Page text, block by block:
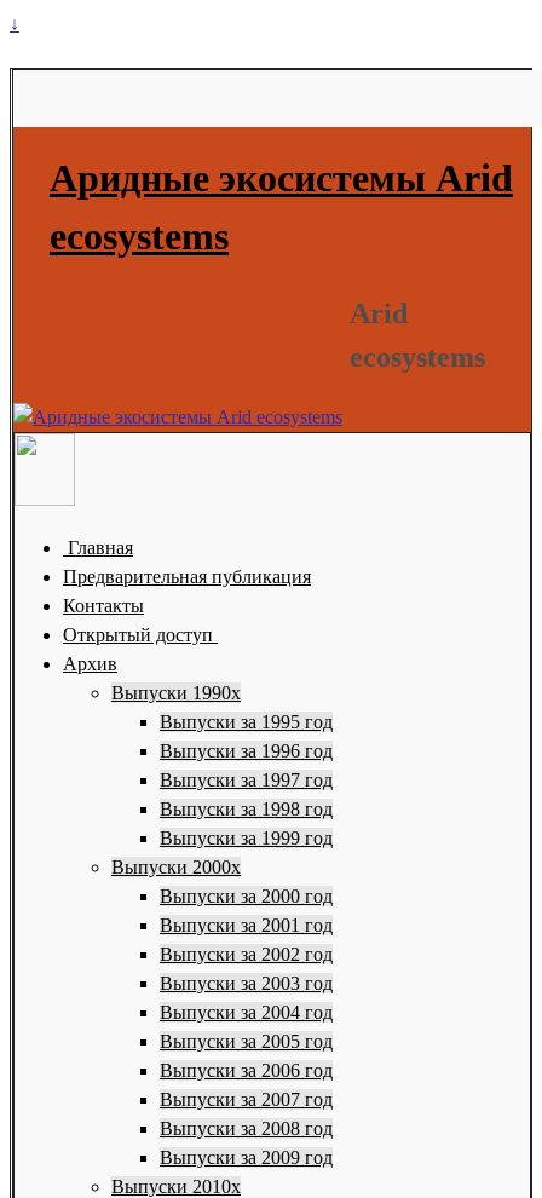
↓
Аридные экосистемы Arid
ecosystems
Arid
ecosystems
Главная
Предварительная публикация
Контакты
Открытый доступ
Архив
Выпуски 1990х
Выпуски за 1995 год
Выпуски за 1996 год
Выпуски за 1997 год
Выпуски за 1998 год
Выпуски за 1999 год
Выпуски 2000х
Выпуски за 2000 год
Выпуски за 2001 год
Выпуски за 2002 год
Выпуски за 2003 год
Выпуски за 2004 год
Выпуски за 2005 год
Выпуски за 2006 год
Выпуски за 2007 год
Выпуски за 2008 год
Выпуски за 2009 год
Выпуски 2010х